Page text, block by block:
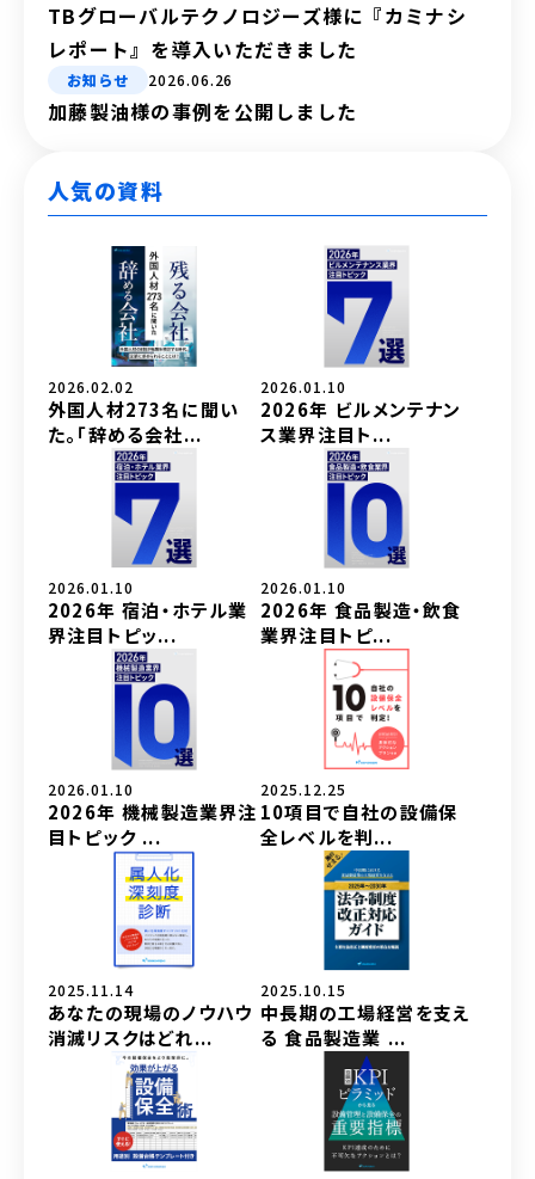
TBグローバルテクノロジーズ様に『カミナシ
レポート』を導入いただきました
お知らせ 2026.06.26
加藤製油様の事例を公開しました
人気の資料
2026.02.02
外国人材273名に聞い
た。「辞める会社...
2026.01.10
2026年 ビルメンテナン
ス業界注目ト...
2026.01.10
2026年 宿泊・ホテル業
界注目トピッ...
2026.01.10
2026年 食品製造・飲食
業界注目トピ...
2026.01.10
2026年 機械製造業界注
目トピック ...
2025.12.25
10項目で自社の設備保
全レベルを判...
2025.11.14
あなたの現場のノウハウ
消滅リスクはどれ...
2025.10.15
中長期の工場経営を支え
る 食品製造業 ...